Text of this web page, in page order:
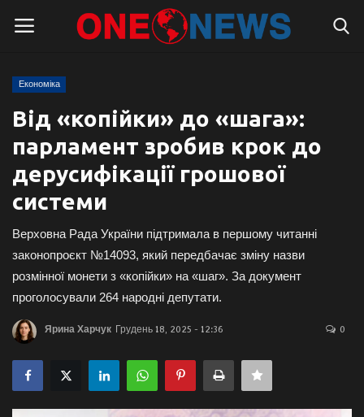
Логін
Головна
Контакти
Про нас
Підтримати проєкт
Галерея
Економіка
Від «копійки» до «шага»:
парламент зробив крок до
дерусифікації грошової
системи
Верховна Рада України підтримала в першому читанні
законопроєкт №14093, який передбачає зміну назви
розмінної монети з «копійки» на «шаг». За документ
проголосували 264 народні депутати.
Ярина Харчук Грудень 18, 2025 - 12:36 0